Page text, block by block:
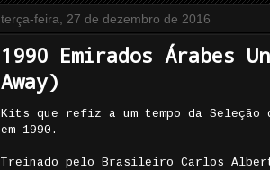
terça-feira, 27 de dezembro de 2016
1990 Emirados Árabes
Away)
Kits que refiz a um tempo da Seleção
em 1990.
Treinado pelo Brasileiro Carlos